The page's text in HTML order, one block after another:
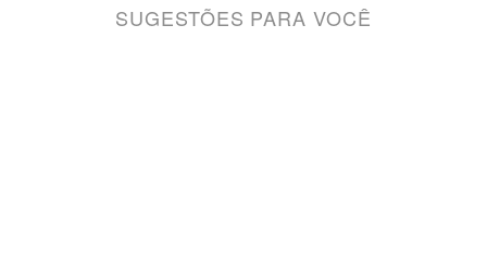
SUGESTÕES PARA VOCÊ